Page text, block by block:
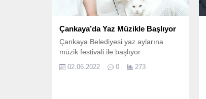
Çankaya’da Yaz Müzikle Başlıyor
Çankaya Belediyesi yaz aylarına
müzik festivali ile başlıyor.
02.06.2022 0 273